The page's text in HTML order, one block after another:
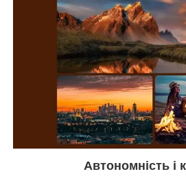
Автономність і